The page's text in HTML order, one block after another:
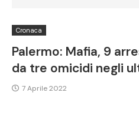
Cronaca
Palermo: Mafia, 9
da tre omicidi negli
7 Aprile 2022